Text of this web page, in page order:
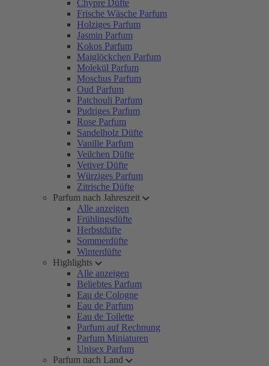
Chypre Düfte
Frische Wäsche Parfum
Holziges Parfum
Jasmin Parfum
Kokos Parfum
Maiglöckchen Parfum
Molekül Parfum
Moschus Parfum
Oud Parfum
Patchouli Parfum
Pudriges Parfum
Rose Parfum
Sandelholz Düfte
Vanille Parfum
Veilchen Düfte
Vetiver Düfte
Würziges Parfum
Zitrische Düfte
Parfum nach Jahreszeit
Alle anzeigen
Frühlingsdüfte
Herbstdüfte
Sommerdüfte
Winterdüfte
Highlights
Alle anzeigen
Beliebtes Parfum
Eau de Cologne
Eau de Parfum
Eau de Toilette
Parfum auf Rechnung
Parfum Miniaturen
Unisex Parfum
Parfum nach Land